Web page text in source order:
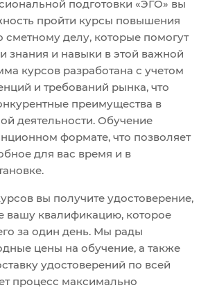
подготовки «ЭГО» вы
пройти курсы повышения
сметному делу, которые помогут
знания и навыки в этой важной
курсов разработана с учетом
и требований рынка, что
преимущества в
деятельности. Обучение
формате, что позволяет
для вас время и в
вы получите удостоверение,
вашу квалификацию, которое
за один день. Мы рады
цены на обучение, а также
удостоверений по всей
процесс максимально